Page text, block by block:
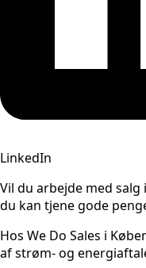
LinkedIn
Vil du arbejde med
du kan tjene gode
Hos We Do Sales i
af strøm- og